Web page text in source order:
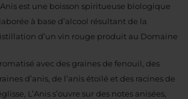
est une boisson spiritueuse biologique
à base d’alcool résultant de la
d’un vin rouge produit au Domaine
avec des graines de fenouil, des
d’anis, de l’anis étoilé et des racines de
L’Anis s’ouvre sur des notes anisées,